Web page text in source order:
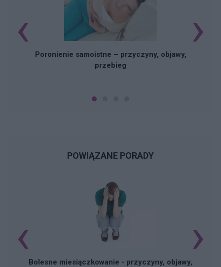
Poronienie samoistne – przyczyny, objawy,
przebieg
‹ ›
POWIĄZANE PORADY
Bolesne miesiączkowanie - przyczyny, objawy,
‹ ›